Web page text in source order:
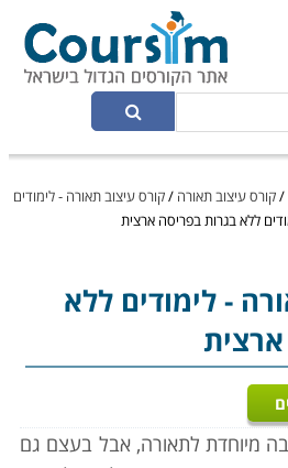
/קורס עיצוב תאורה /קורס עיצוב תאורה - לימודים
ללא בגרות בפריסה ארצית
- לימודים ללא
מיוחדת לתאורה, אבל בעצם גם